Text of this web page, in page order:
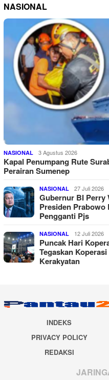
NASIONAL
NASIONAL 3 Agustus 2026
Kapal Penumpang Rute
Perairan Sumenep
NASIONAL 27 Juli 2026
Gubernur BI Perry
Presiden Prabowo
Pengganti Pjs
NASIONAL 12 Juli 2026
Puncak Hari
Tegaskan
Kerakyatan
INDEKS
PRIVACY POLICY
REDAKSI